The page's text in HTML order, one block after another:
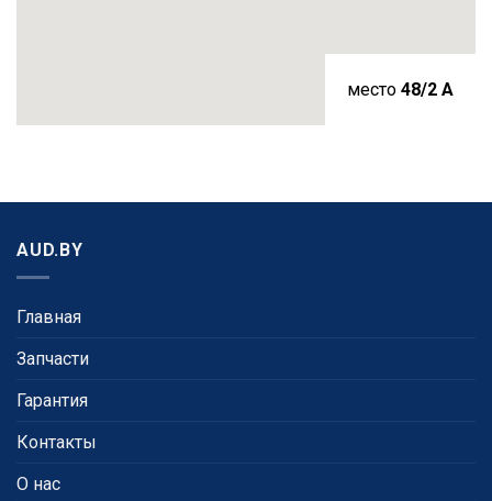
место 48/2 A
AUD.BY
Главная
Запчасти
Гарантия
Контакты
О нас